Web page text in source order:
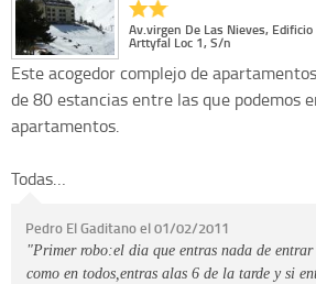
Av.virgen De Las Nieves, Edificio
Arttyfal Loc 1, S/n
Este acogedor complejo de
de 80 estancias entre las que podemos
apartamentos.
Todas…
Pedro El Gaditano el 01/02/2011
"Primer robo:el dia que entras nada de
como en todos,entras alas 6 de la tarde y si